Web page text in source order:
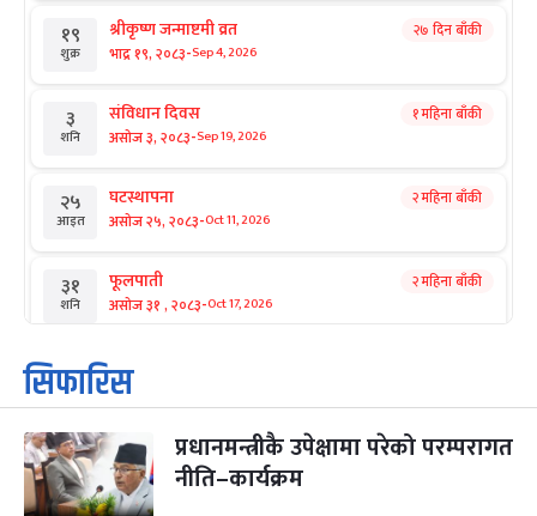
१९
शुक्र
श्रीकृष्ण जन्माष्टमी व्रत
भाद्र १९, २०८३-Sep 4, 2026
२७ दिन बाँकी
३
शनि
संविधान दिवस
असोज ३, २०८३-Sep 19, 2026
१ महिना बाँकी
२५
आइत
घटस्थापना
असोज २५, २०८३-Oct 11, 2026
२ महिना बाँकी
३१
शनि
फूलपाती
असोज ३१ , २०८३-Oct 17, 2026
२ महिना बाँकी
१
आइत
कार्तिक सङ्क्रान्ति
कार्तिक १, २०८३
३
मंगल
महानवमी
कार्तिक ३, २०८३-Oct 20, 2026
२ महिना बाँकी
सिफारिस
प्रधानमन्त्रीकै उपेक्षामा परेको परम्परागत
नीति–कार्यक्रम